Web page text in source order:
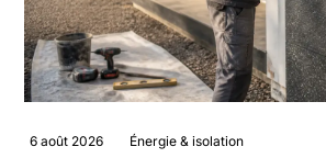
6 août 2026 Énergie & isolation